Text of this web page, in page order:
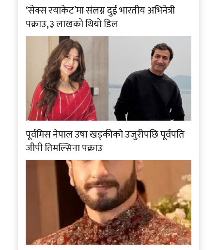
‘सेक्स रयाकेट’मा संलग्न दुई भारतीय अभिनेत्री
पक्राउ, ३ लाखकाे थियाे डिल
पूर्वमिस नेपाल उषा खड्कीको उजुरीपछि पूर्वपति
जीपी तिमल्सिना पक्राउ